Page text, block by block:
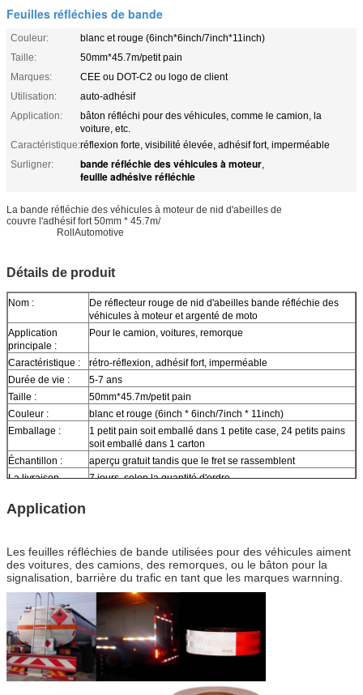
Feuilles réfléchies de bande
Couleur:
blanc et rouge (6inch*6inch/7inch*11inch)
Taille:
50mm*45.7m/petit pain
Marques:
CEE ou DOT-C2 ou logo de client
Utilisation:
auto-adhésif
Application:
bâton réfléchi pour des véhicules, comme le camion, la
voiture, etc.
Caractéristique:réflexion forte, visibilité élevée, adhésif fort, imperméable
Surligner:
bande réfléchie des véhicules à moteur,
feuille adhésive réfléchie
La bande réfléchie des véhicules à moteur de nid d'abeilles de
couvre l'adhésif fort 50mm * 45.7m/bande réfléchie de moto réflecteur rouge et
RollAutomotive
Détails de produit
Nom :
De réflecteur rouge de nid d'abeilles bande réfléchie des
véhicules à moteur et argenté de moto
Application
principale :
Pour le camion, voitures, remorque
Caractéristique :
rétro-réflexion, adhésif fort, imperméable
Durée de vie :
5-7 ans
Taille :
50mm*45.7m/petit pain
Couleur :
blanc et rouge (6inch * 6inch/7inch * 11inch)
Emballage :
1 petit pain soit emballé dans 1 petite case, 24 petits pains
soit emballé dans 1 carton
Échantillon :
aperçu gratuit tandis que le fret se rassemblent
La livraison
7 jours, selon la quantité d'ordre
Application
Les feuilles réfléchies de bande utilisées pour des véhicules aiment
des voitures, des camions, des remorques, ou le bâton pour la
signalisation, barrière du trafic en tant que les marques warnning.